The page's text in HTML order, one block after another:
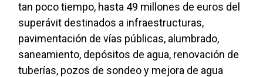
tan poco tiempo, hasta 49 millones de euros del
superávit destinados a infraestructuras,
pavimentación de vías públicas, alumbrado,
saneamiento, depósitos de agua, renovación de
tuberías, pozos de sondeo y mejora de agua